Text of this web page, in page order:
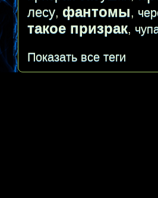
лесу, фантомы,
такое призрак,
Показать все теги